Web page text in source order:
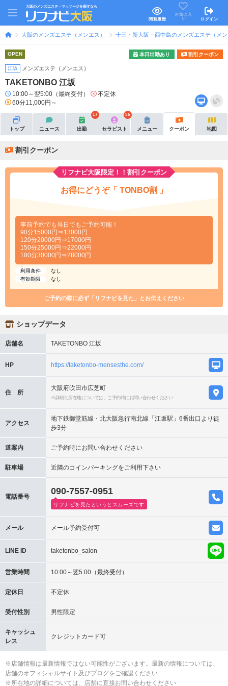
大阪のメンズエステ・マッサージを探すなら
閲覧履歴
お気に入
り
ログイン
大阪のメンズエステ（メンエス） 十三・新大阪・西中島のメンズエステ（メ
OPEN 本日出勤あり 割引クーポン
江坂 メンズエステ（メンエス）
TAKETONBO 江坂
10:00～翌5:00（最終受付）
不定休
60分11,000円～
トップ ニュース 出勤
17
セラピスト
56
メニュー クーポン 地図
割引クーポン
リフナビ大阪限定！！割引クーポン
お得にどうぞ「 TONBO割 」
事前予約でも当日でもご予約可能！
90分15000円⇒13000円
120分20000円⇒17000円
150分25000円⇒22000円
180分30000円⇒28000円
利用条件
なし
有効期限
なし
ご予約の際に必ず「リフナビを見た」とお伝えください
ショップデータ
店舗名 TAKETONBO 江坂
HP https://taketonbo-mensesthe.com/
住 所
大阪府吹田市広芝町
※詳細な所在地については、ご予約時にお問い合わせください
アクセス
地下鉄御堂筋線・北大阪急行南北線「江坂駅」6番出口より徒
歩3分
道案内 ご予約時にお問い合わせください
駐車場 近隣のコインパーキングをご利用下さい
電話番号
090-7557-0951
リフナビを見たというとスムーズです
メール メール予約受付可
LINE ID taketonbo_salon
営業時間 10:00～翌5:00（最終受付）
定休日 不定休
受付性別 男性限定
キャッシュ
レス
クレジットカード可
※店舗情報は最新情報ではない可能性がございます。最新の情報については、
店舗のオフィシャルサイト及びブログをご確認ください
※所在地の詳細については、店舗に直接お問い合わせください